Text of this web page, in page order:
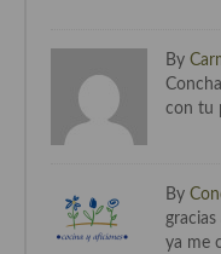
Cocina Bulgara
Cocina de la Republica
Cocina de Polonia
Cocina de Ucrania
By
con tu
By
ya me